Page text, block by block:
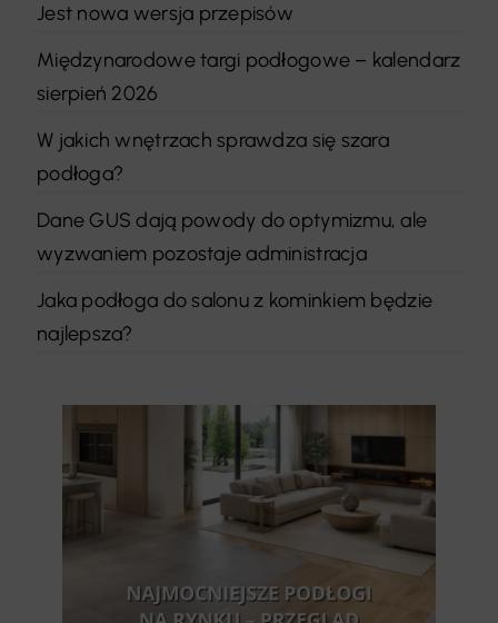
Jest nowa wersja przepisów
Międzynarodowe targi podłogowe – kalendarz
sierpień 2026
W jakich wnętrzach sprawdza się szara
podłoga?
Dane GUS dają powody do optymizmu, ale
wyzwaniem pozostaje administracja
Jaka podłoga do salonu z kominkiem będzie
najlepsza?